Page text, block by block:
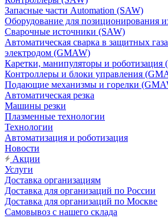
Запасные части Automation (SAW)
Оборудование для позиционирования
Сварочные источники (SAW)
Автоматическая сварка в защитных
электродом (GMAW)
Каретки, манипуляторы и роботизация
Контроллеры и блоки управления
Подающие механизмы и горелки
Автоматическая резка
Машины резки
Плазменные технологии
Технологии
Автоматизация и роботизация
Новости
Акции
Услуги
Доставка организациям
Доставка для организаций по России
Доставка для организаций по Москве
Самовывоз с нашего склада